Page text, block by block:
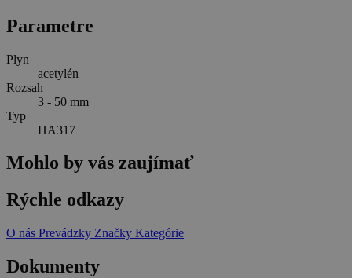
Parametre
Plyn
acetylén
Rozsah
3 - 50 mm
Typ
HA317
Mohlo by vás zaujímať
Rýchle odkazy
O nás Prevádzky Značky Kategórie
Dokumenty